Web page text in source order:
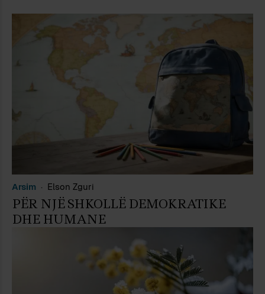
Arsim Elson Zguri
PËR NJË SHKOLLË DEMOKRATIKE
DHE HUMANE